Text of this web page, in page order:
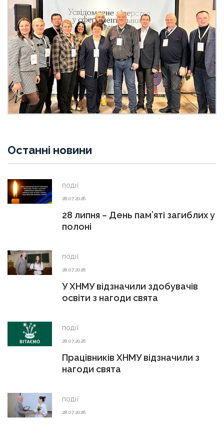
Останні новини
ПОДІЇ
28.07.2026
28 липня – День пам’яті загиблих у
полоні
ПОДІЇ
28.07.2026
У ХНМУ відзначили здобувачів
освіти з нагоди свята
ПОДІЇ
28.07.2026
Працівників ХНМУ відзначили з
нагоди свята
ПОДІЇ
28.07.2026